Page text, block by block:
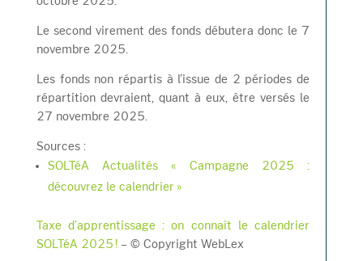
Le second virement des fonds débutera donc le 7
novembre 2025.
Les fonds non répartis à l’issue de 2 périodes de
répartition devraient, quant à eux, être versés le
27 novembre 2025.
Sources :
SOLTéA Actualités « Campagne 2025 :
découvrez le calendrier »
Taxe d’apprentissage : on connaît le calendrier
SOLTéA 2025 ! – © Copyright WebLex